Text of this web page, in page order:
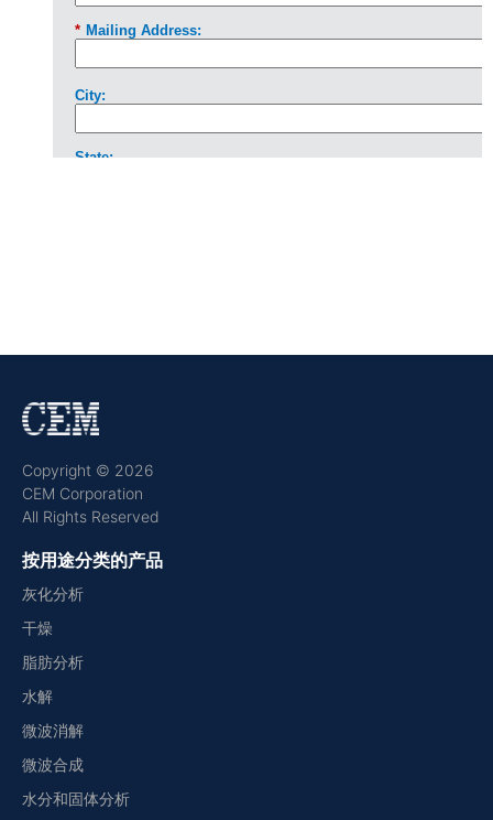
Copyright © 2026
CEM Corporation
All Rights Reserved
按用途分类的产品
灰化分析
干燥
脂肪分析
水解
微波消解
微波合成
水分和固体分析